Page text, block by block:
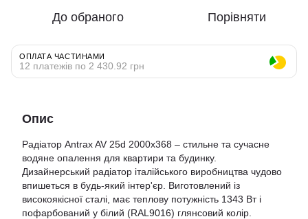
До обраного Порівняти
ОПЛАТА ЧАСТИНАМИ
12 платежів по 2 430.92 грн
Опис
Радіатор Antrax AV 25d 2000x368 – стильне та сучасне
водяне опалення для квартири та будинку.
Дизайнерський радіатор італійського виробництва чудово
впишеться в будь-який інтер'єр. Виготовлений із
високоякісної сталі, має теплову потужність 1343 Вт і
пофарбований у білий (RAL9016) глянсовий колір.